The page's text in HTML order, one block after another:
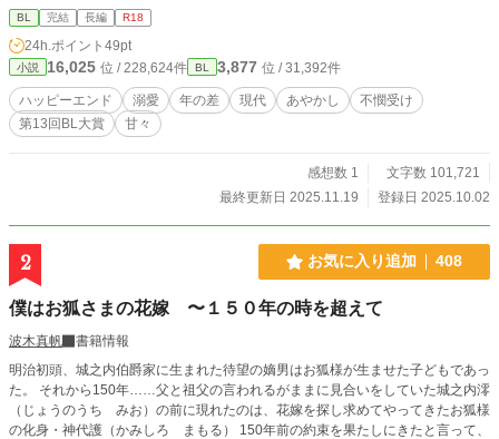
れるために清掃のバイトをしていた理斗は、突然中学時代の同級生である春に呼
び止められた。 あやかしと一緒にいた春に、強引に高級ホテルにあるレストラ
ンの個室に連れていかれてしまった。 疎遠になっていたときのことを訊きたが
る春にたじろいでいると、突然部屋に男が入ってくる。 狐塚屋遠伊(こづかやと
おい)と名乗った銀髪に白皙の美貌のその人物は、まっすぐ理斗に向かってきて
「私の花嫁」と口にした。
BL 完結 長編 R18
24h.ポイント 49pt
小説 16,025 位 / 228,624件 BL 3,877 位 / 31,392件
ハッピーエンド 溺愛 年の差 現代 あやかし
不憫受け
第13回BL大賞
甘々
感想数 1
文字数 101,721
最終更新日 2025.11.19
登録日 2025.10.02
2 お気に入り追加 408
僕はお狐さまの花嫁 〜１５０年の時を超えて
波木真帆
書籍情報
明治初頭、城之内伯爵家に生まれた待望の嫡男はお狐様が生ませた子どもであっ
た。 それから150年……父と祖父の言われるがままに見合いをしていた城之内澪
（じょうのうち みお）の前に現れたのは、花嫁を探し求めてやってきたお狐様
の化身・神代護（かみしろ まもる） 150年前の約束を果たしにきたと言って、